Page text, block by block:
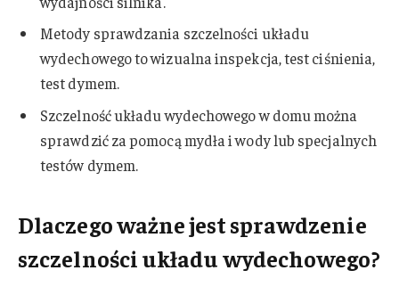
Metody sprawdzania szczelności układu
wydechowego to wizualna inspekcja, test ciśnienia,
test dymem.
Szczelność układu wydechowego w domu można
sprawdzić za pomocą mydła i wody lub specjalnych
testów dymem.
Dlaczego ważne jest sprawdzenie
szczelności układu wydechowego?